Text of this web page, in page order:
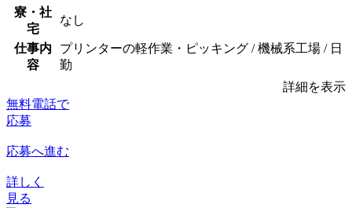
寮・社
宅
なし
仕事内
容
プリンターの軽作業・ピッキング / 機械系工場 / 日
勤
詳細を表示
無料電話で
応募
応募へ進む
詳しく
見る